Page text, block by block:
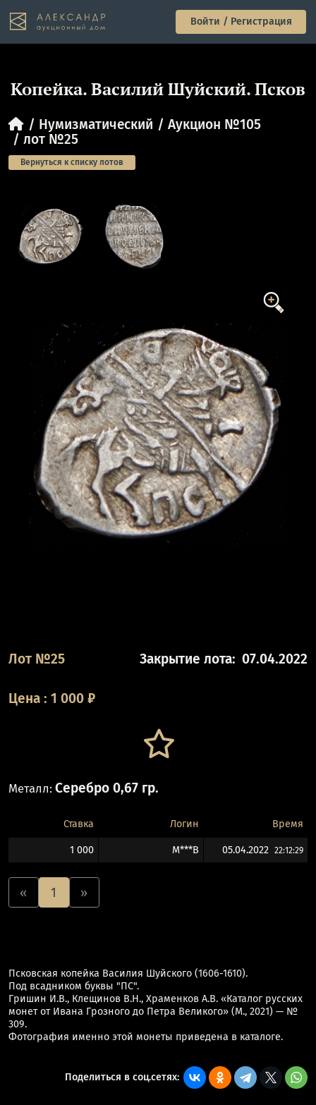
Войти / Регистрация
Копейка. Василий Шуйский. Псков
Нумизматический
Аукцион №105
лот №25
Вернуться к списку лотов
Лот №25 Закрытие лота: 07.04.2022
Цена : 1 000 ₽
Металл: Серебро 0,67 гр.
Ставка Логин Время
1 000 М***В 05.04.2022 22:12:29
« 1 »
Псковская копейка Василия Шуйского (1606-1610).
Под всадником буквы "ПС".
Гришин И.В., Клещинов В.Н., Храменков А.В. «Каталог русских
монет от Ивана Грозного до Петра Великого» (М., 2021) — №
309.
Фотография именно этой монеты приведена в каталоге.
Поделиться в соц.сетях: